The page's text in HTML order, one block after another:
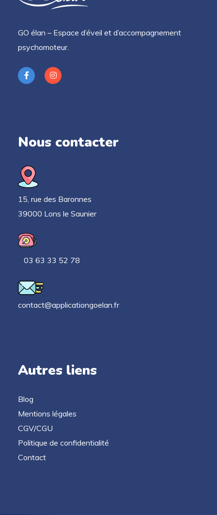
GO élan – Espace d’éveil et d’accompagnement
psychomoteur.
Nous contacter
15, rue des Baronnes
39000 Lons le Saunier
03 63 33 52 78
contact@applicationgoelan.fr
Autres liens
Blog
Mentions légales
CGV/CGU
Politique de confidentialité
Contact